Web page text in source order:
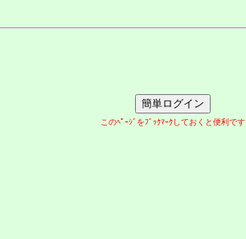
このﾍﾟｰｼﾞをﾌﾞｯｸﾏｰｸしておくと便利です